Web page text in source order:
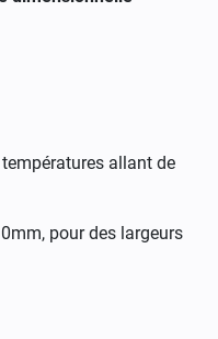
allant de
pour des largeurs